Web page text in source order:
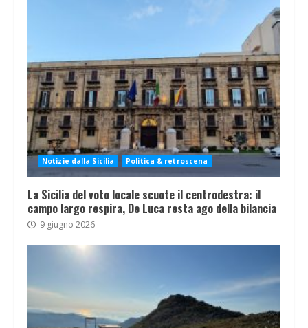
Notizie dalla Sicilia Politica & retroscena
La Sicilia del voto locale scuote il centrodestra: il
campo largo respira, De Luca resta ago della bilancia
9 giugno 2026